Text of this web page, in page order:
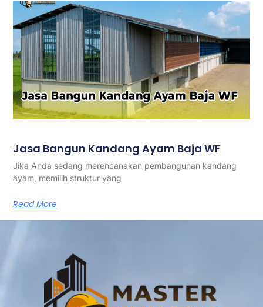
Jasa Bangun Kandang Ayam Baja WF
Jika Anda sedang merencanakan pembangunan kandang
ayam, memilih struktur yang
Read More